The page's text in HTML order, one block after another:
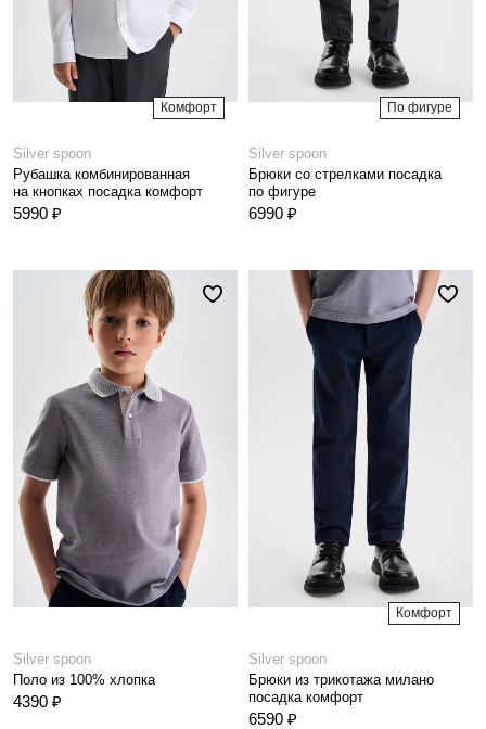
Комфорт
Silver spoon
Рубашка комбинированная
на кнопках посадка комфорт
5990 ₽
По фигуре
Silver spoon
Брюки со стрелками посадка
по фигуре
6990 ₽
Silver spoon
Поло из 100% хлопка
4390 ₽
Комфорт
Silver spoon
Брюки из трикотажа милано
посадка комфорт
6590 ₽